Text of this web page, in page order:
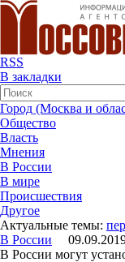
RSS
В закладки
Город (Москва и
Общество
Власть
Мнения
В России
В мире
Происшествия
Другое
Актуальные темы:
В России
В России могут